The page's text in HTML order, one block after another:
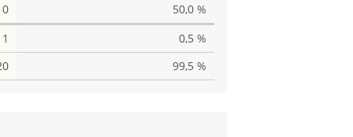
50,0 %
1
0,5 %
99,5 %